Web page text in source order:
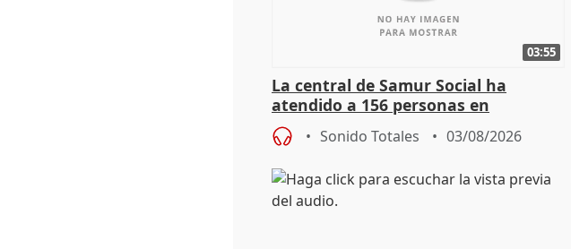
03:55
La central de Samur Social ha
atendido a 156 personas en
situación de calle durante Campaña
de CalorSonido Totales 03/08/2026